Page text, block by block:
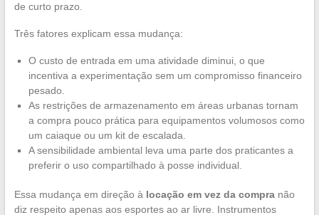
de curto prazo.
Três fatores explicam essa mudança:
O custo de entrada em uma atividade diminui, o que
incentiva a experimentação sem um compromisso financeiro
pesado.
As restrições de armazenamento em áreas urbanas tornam
a compra pouco prática para equipamentos volumosos como
um caiaque ou um kit de escalada.
A sensibilidade ambiental leva uma parte dos praticantes a
preferir o uso compartilhado à posse individual.
Essa mudança em direção à locação em vez da compranão
diz respeito apenas aos esportes ao ar livre. Instrumentos